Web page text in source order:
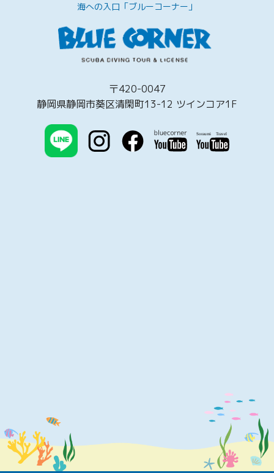
海への入口「ブルーコーナー」
〒420-0047
静岡県静岡市葵区清閑町13-12 ツインコア1F